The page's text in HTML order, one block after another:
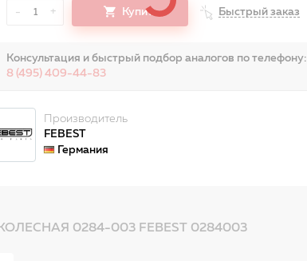
- 1 + Купить Быстрый заказ
Консультация и быстрый подбор аналогов по телефону:
8 (495) 409-44-83
Производитель
FEBEST
Германия
0284-003 FEBEST 0284003